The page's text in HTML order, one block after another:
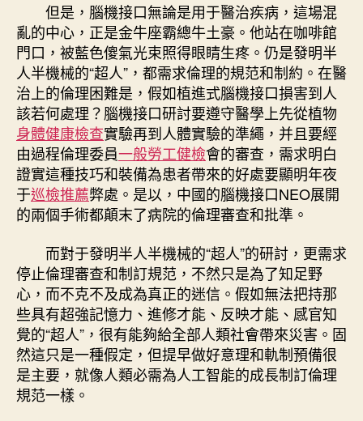
但是，腦機接口無論是用于醫治疾病，這場混
亂的中心，正是金牛座霸總牛土豪。他站在咖啡館
門口，被藍色傻氣光束照得眼睛生疼。仍是發明半
人半機械的“超人”，都需求倫理的規范和制約。在醫
治上的倫理困難是，假如植進式腦機接口損害到人
該若何處理？腦機接口研討要遵守醫學上先從植物
身體健康檢查實驗再到人體實驗的準繩，并且要經
由過程倫理委員一般勞工健檢會的審查，需求明白
證實這種技巧和裝備為患者帶來的好處要顯明年夜
于巡檢推薦弊處。是以，中國的腦機接口NEO展開
的兩個手術都顛末了病院的倫理審查和批準。
而對于發明半人半機械的“超人”的研討，更需求
停止倫理審查和制訂規范，不然只是為了知足野
心，而不克不及成為真正的迷信。假如無法把持那
些具有超強記憶力、進修才能、反映才能、感官知
覺的“超人”，很有能夠給全部人類社會帶來災害。固
然這只是一種假定，但提早做好意理和軌制預備很
是主要，就像人類必需為人工智能的成長制訂倫理
規范一樣。